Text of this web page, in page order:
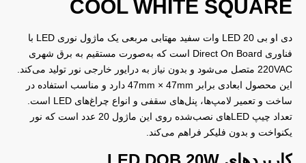
COOL WHITE SQUARE
دی او بی LED 20 وات سفید مهتابی مربعی یک ماژول نوری LED با
فناوری Direct On Board است که به‌صورت مستقیم به برق شهری
220VAC متصل می‌شود و بدون نیاز به درایور خارجی نور تولید می‌کند.
این محصول ابعادی برابر 47mm × 47mm دارد و مناسب استفاده در
ساخت و تعمیر لامپ‌ها، پنل‌های سقفی و انواع چراغ‌های LED است.
تعداد چیپ LEDهای نصب‌شده روی این ماژول 20 عدد است که نور
یکنواخت و بدون فلیکر فراهم می‌کند.